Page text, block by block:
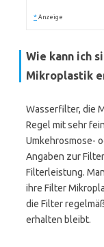
* Anzeige
Wie kann ich
Mikroplastik
Wasserfilter, die
Regel mit sehr
Umkehrosmose-
Angaben zur
Filterleistung.
ihre Filter
die Filter
erhalten bleibt.